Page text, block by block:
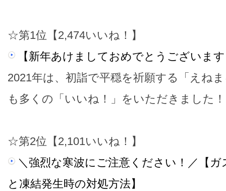
☆第1位【2,474いいね！】
【新年あけましておめでとうございま
2021年は、初詣で平穏を祈願する「えね
も多くの「いいね！」をいただきました！
☆第2位【2,101いいね！】
＼強烈な寒波にご注意ください！／【ガ
と凍結発生時の対処方法】